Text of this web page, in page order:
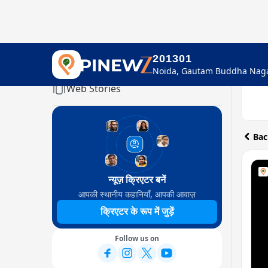
201301
Home
Web Stories
न्यूज़ क्रिएटर बनें
आपकी स्थानीय कहानियाँ, आपकी आवाज़
क्रिएटर के रूप में जुड़ें
Follow us on